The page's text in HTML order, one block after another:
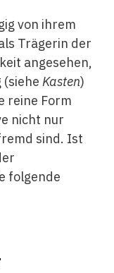
von ihrem
Trägerin der
angesehen,
Kasten)
reine Form
nicht nur
sind. Ist
folgende